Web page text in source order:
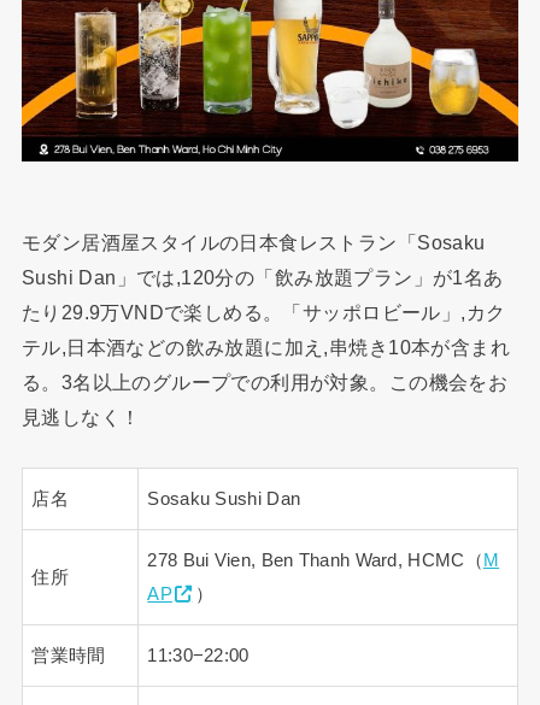
モダン居酒屋スタイルの日本食レストラン「Sosaku
Sushi Dan」では,120分の「飲み放題プラン」が1名あ
たり29.9万VNDで楽しめる。「サッポロビール」,カク
テル,日本酒などの飲み放題に加え,串焼き10本が含まれ
る。3名以上のグループでの利用が対象。この機会をお
見逃しなく！
店名 Sosaku Sushi Dan
住所
278 Bui Vien, Ben Thanh Ward, HCMC（ M
AP
）
営業時間 11:30−22:00